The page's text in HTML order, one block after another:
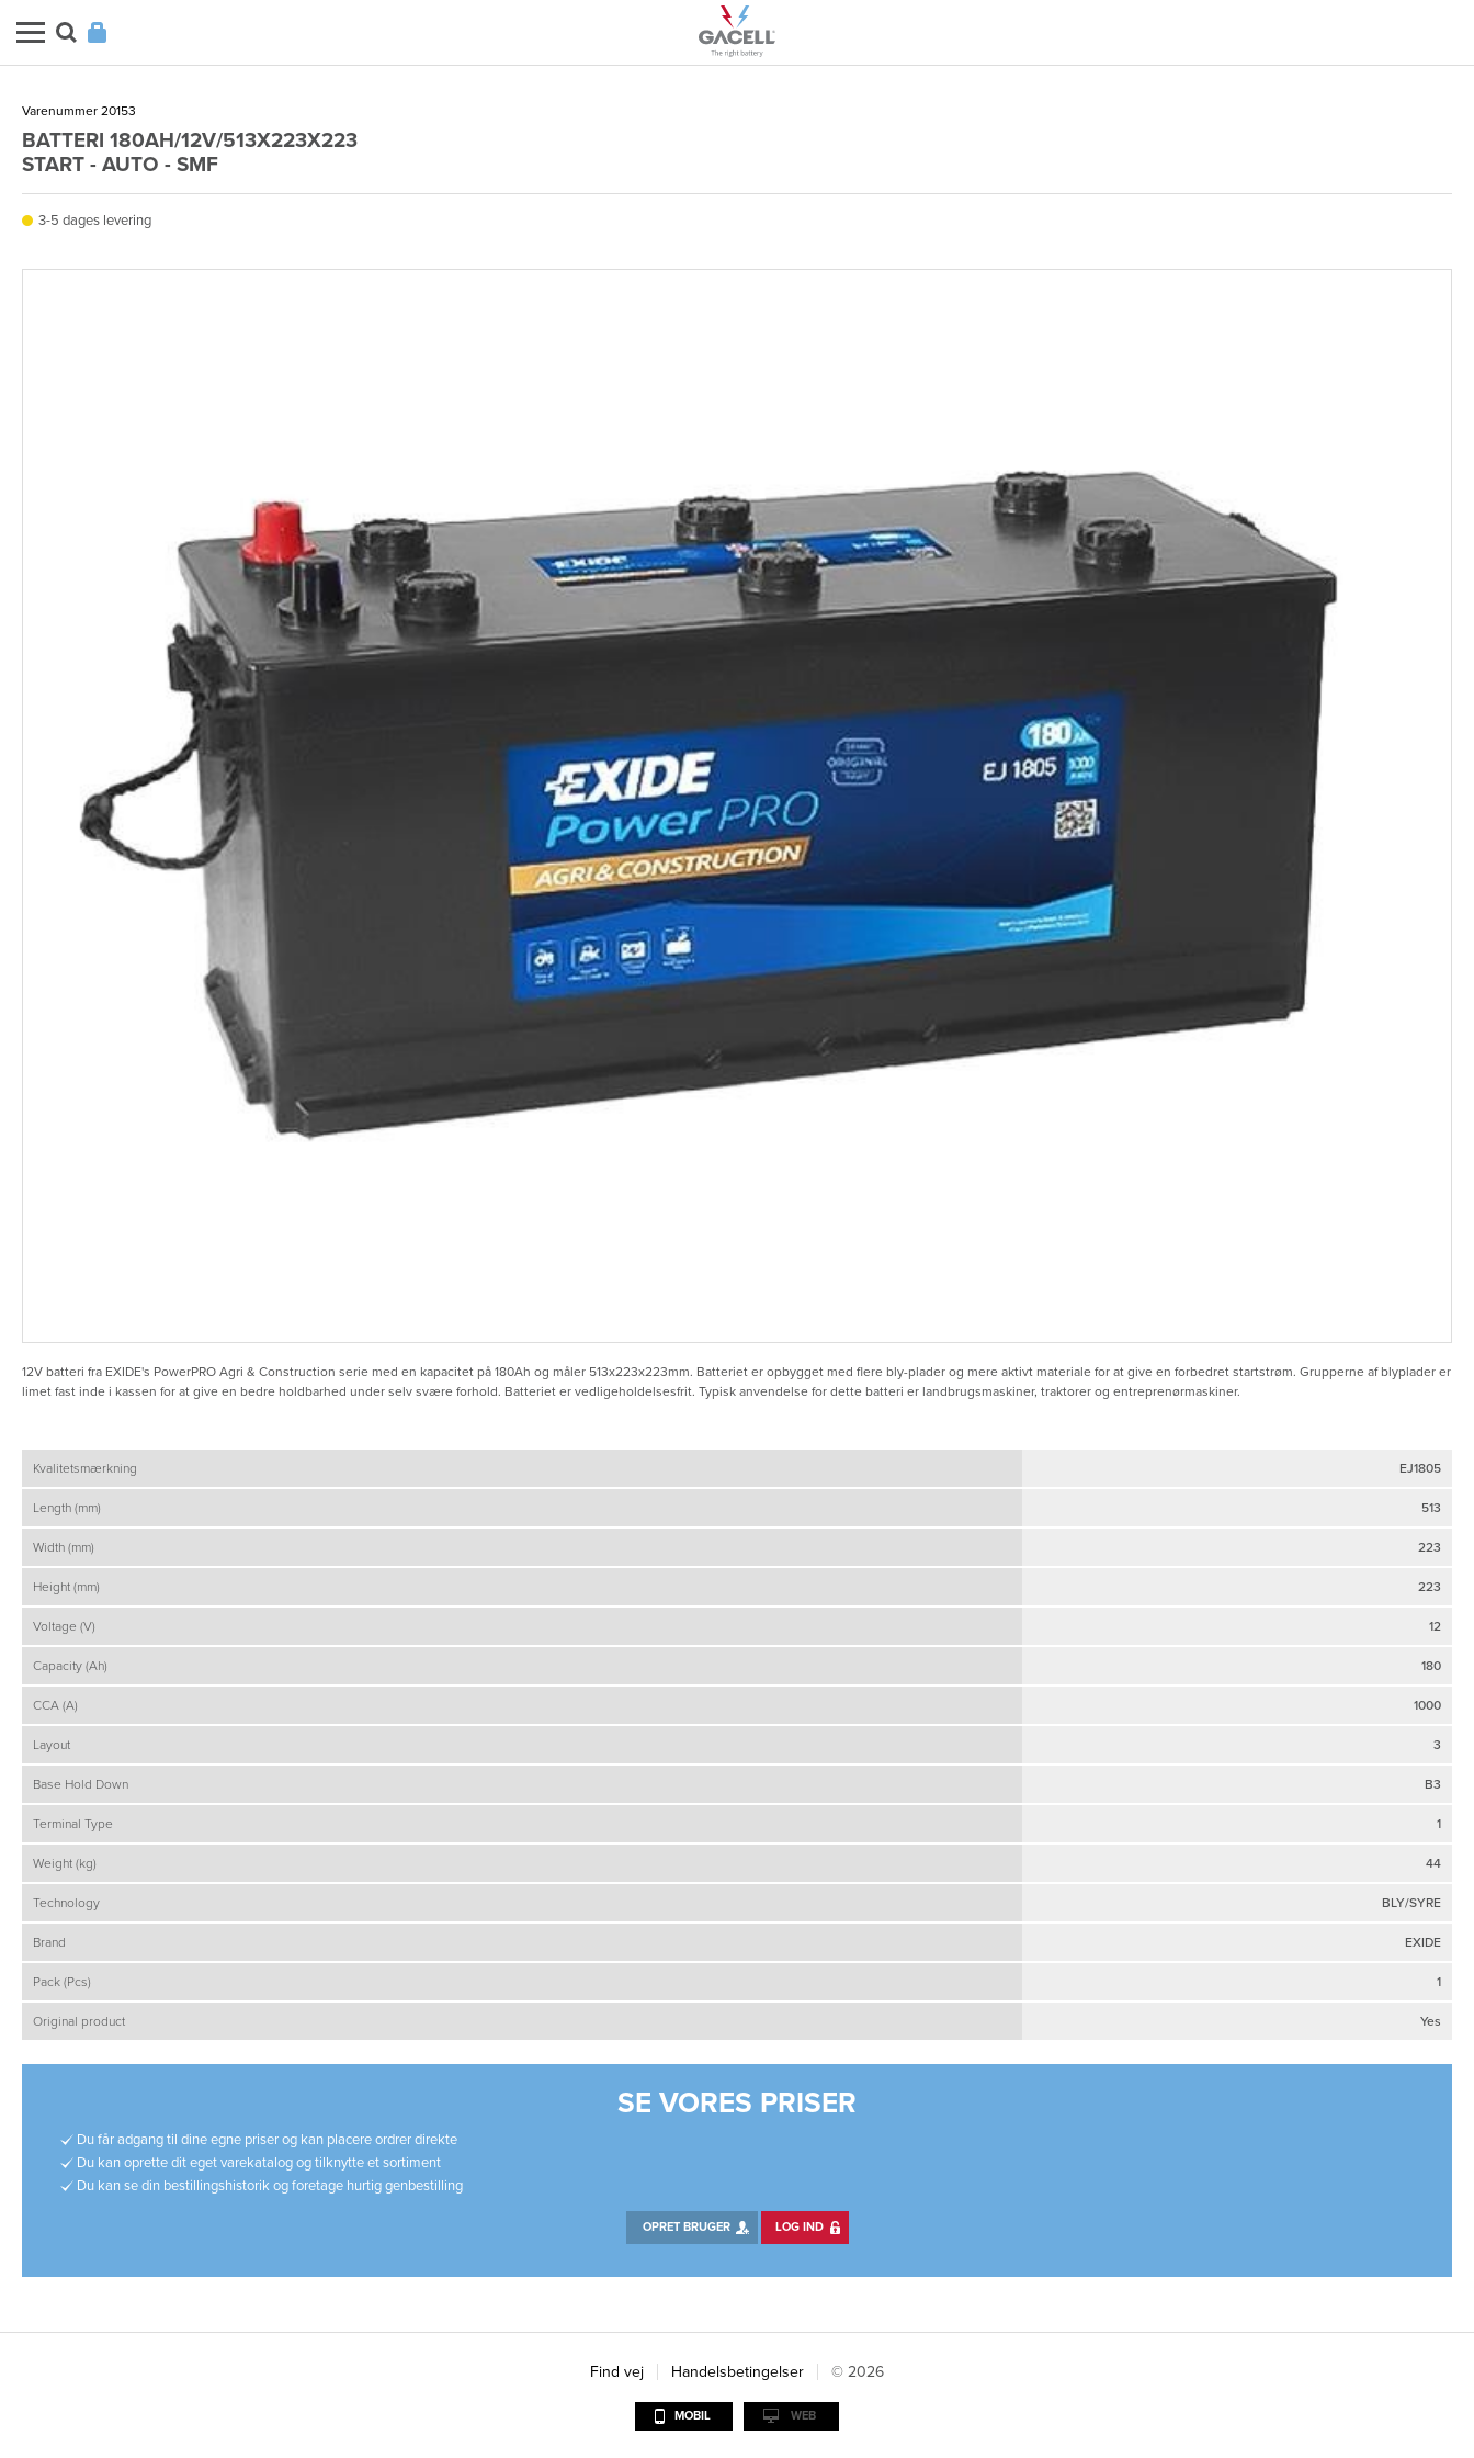
Varenummer 20153
BATTERI 180AH/12V/513X223X223
START - AUTO - SMF
3-5 dages levering
12V batteri fra EXIDE's PowerPRO Agri & Construction serie med en kapacitet på 180Ah og måler 513x223x223mm. Batteriet er opbygget med flere bly-plader og mere aktivt materiale for at give en forbedret startstrøm. Grupperne af blyplader er
limet fast inde i kassen for at give en bedre holdbarhed under selv svære forhold. Batteriet er vedligeholdelsesfrit. Typisk anvendelse for dette batteri er landbrugsmaskiner, traktorer og entreprenørmaskiner.
Kvalitetsmærkning EJ1805
Length (mm) 513
Width (mm) 223
Height (mm) 223
Voltage (V) 12
Capacity (Ah) 180
CCA (A) 1000
Layout 3
Base Hold Down B3
Terminal Type 1
Weight (kg) 44
Technology BLY/SYRE
Brand EXIDE
Pack (Pcs) 1
Original product Yes
SE VORES PRISER
Du får adgang til dine egne priser og kan placere ordrer direkte
Du kan oprette dit eget varekatalog og tilknytte et sortiment
Du kan se din bestillingshistorik og foretage hurtig genbestilling
OPRET BRUGER LOG IND
Find vej Handelsbetingelser © 2026
MOBIL WEB